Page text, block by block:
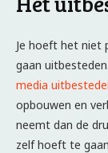
Je hoeft het niet
gaan
media
opbouwen en
neemt dan de
zelf hoeft te